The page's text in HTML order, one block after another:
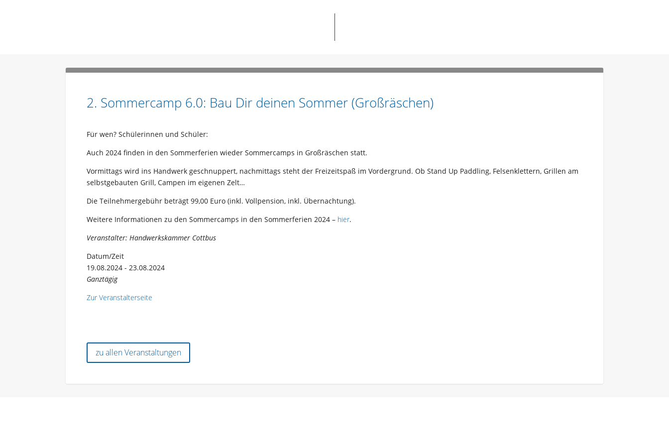
2. Sommercamp 6.0: Bau Dir deinen Sommer (Großräschen)
Für wen? Schülerinnen und Schüler:
Auch 2024 finden in den Sommerferien wieder Sommercamps in Großräschen statt.
Vormittags wird ins Handwerk geschnuppert, nachmittags steht der Freizeitspaß im Vordergrund. Ob Stand Up Paddling, Felsenklettern, Grillen am
selbstgebauten Grill, Campen im eigenen Zelt…
Die Teilnehmergebühr beträgt 99,00 Euro (inkl. Vollpension, inkl. Übernachtung).
Weitere Informationen zu den Sommercamps in den Sommerferien 2024 – hier.
Veranstalter: Handwerkskammer Cottbus
Datum/Zeit
19.08.2024 - 23.08.2024
Ganztägig
Zur Veranstalterseite
zu allen Veranstaltungen